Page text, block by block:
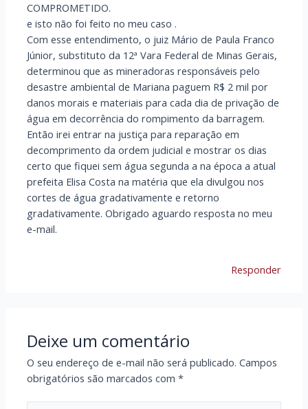
COMPROMETIDO.
e isto não foi feito no meu caso .
Com esse entendimento, o juiz Mário de Paula Franco
Júnior, substituto da 12ª Vara Federal de Minas Gerais,
determinou que as mineradoras responsáveis pelo
desastre ambiental de Mariana paguem R$ 2 mil por
danos morais e materiais para cada dia de privação de
água em decorrência do rompimento da barragem.
Então irei entrar na justiça para reparação em
decomprimento da ordem judicial e mostrar os dias
certo que fiquei sem água segunda a na época a atual
prefeita Elisa Costa na matéria que ela divulgou nos
cortes de água gradativamente e retorno
gradativamente. Obrigado aguardo resposta no meu
e-mail.
Responder
Deixe um comentário
O seu endereço de e-mail não será publicado. Campos
obrigatórios são marcados com*